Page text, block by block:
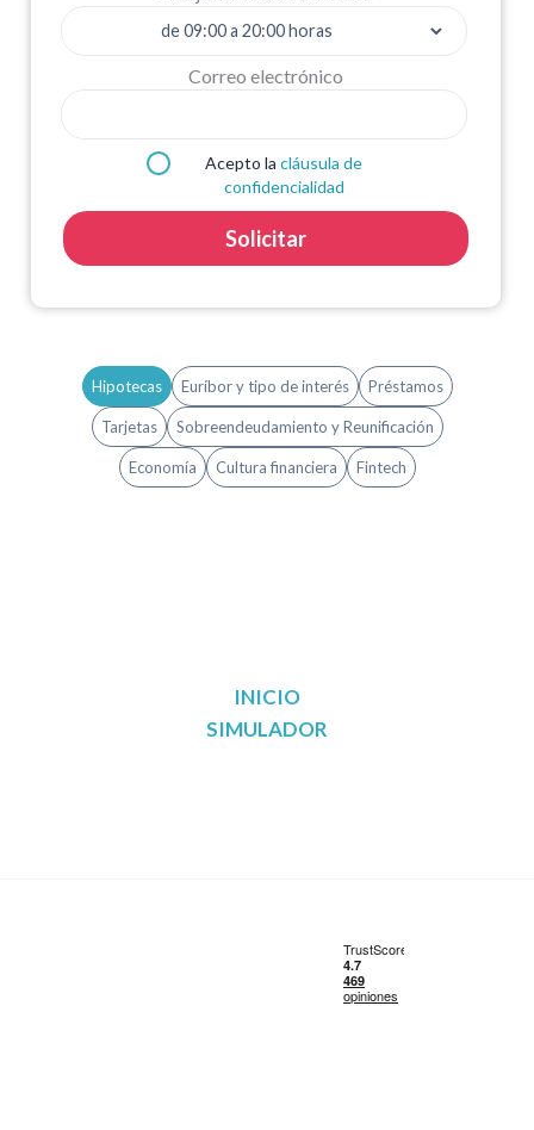
Correo electrónico
Acepto la cláusula de
confidencialidad
Solicitar
Hipotecas Euríbor y tipo de interés Préstamos
Tarjetas Sobreendeudamiento y Reunificación
Economía Cultura financiera Fintech
INICIO
SIMULADOR